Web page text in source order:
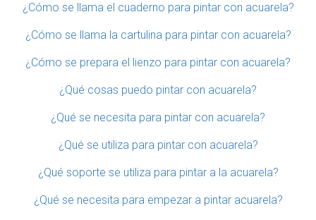
¿Cómo se llama el cuaderno para pintar con acuarela?
¿Cómo se llama la cartulina para pintar con acuarela?
¿Cómo se prepara el lienzo para pintar con acuarela?
¿Qué cosas puedo pintar con acuarela?
¿Qué se necesita para pintar con acuarela?
¿Qué se utiliza para pintar con acuarela?
¿Qué soporte se utiliza para pintar a la acuarela?
¿Qué se necesita para empezar a pintar acuarela?